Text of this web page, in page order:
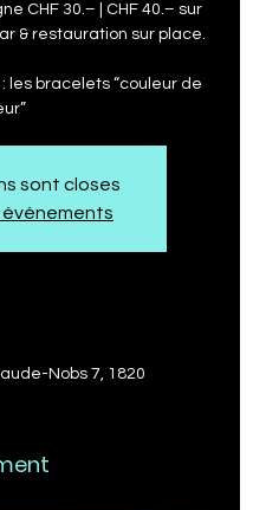
CHF 30.– | CHF 40.– sur
& restauration sur place.
les bracelets “couleur de
sont closes
Nobs 7, 1820